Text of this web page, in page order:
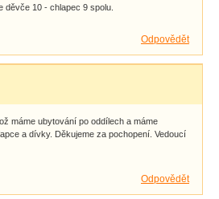
10 - chlapec 9 spolu.
Odpovědět
máme ubytování po oddílech a máme
a dívky. Děkujeme za pochopení. Vedoucí
Odpovědět